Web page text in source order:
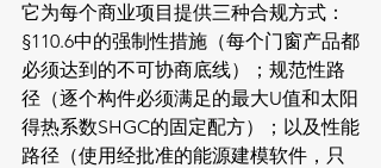
它为每个商业项目提供三种合规方式：
§110.6中的强制性措施（每个门窗产品都
必须达到的不可协商底线）；规范性路
径（逐个构件必须满足的最大U值和太阳
得热系数SHGC的固定配方）；以及性能
路径（使用经批准的能源建模软件，只